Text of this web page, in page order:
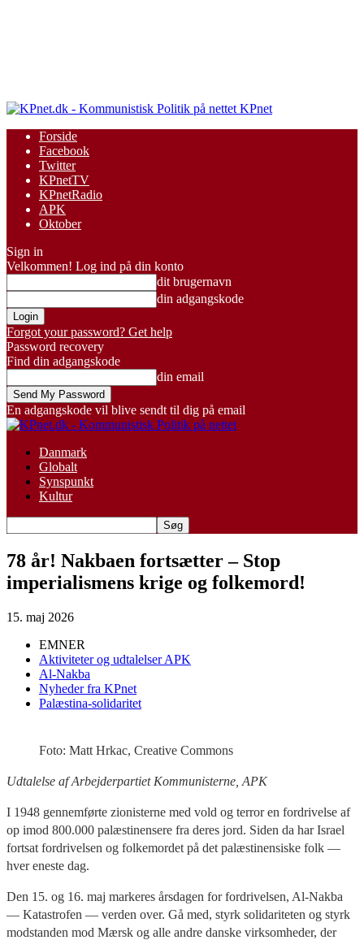
KPnet
Forside
Facebook
Twitter
KPnetTV
KPnetRadio
APK
Oktober
Sign in
Velkommen! Log ind på din konto
dit brugernavn
din adgangskode
Forgot your password? Get help
Password recovery
Find din adgangskode
din email
En adgangskode vil blive sendt til dig på email
Danmark
Globalt
Synspunkt
Kultur
78 år! Nakbaen fortsætter – Stop
imperialismens krige og folkemord!
15. maj 2026
EMNER
Aktiviteter og udtalelser APK
Al-Nakba
Nyheder fra KPnet
Palæstina-solidaritet
Foto: Matt Hrkac, Creative Commons
Udtalelse af Arbejderpartiet Kommunisterne, APK
I 1948 gennemførte zionisterne med vold og terror en fordrivelse af
op imod 800.000 palæstinensere fra deres jord. Siden da har Israel
fortsat fordrivelsen og folkemordet på det palæstinensiske folk —
hver eneste dag.
Den 15. og 16. maj markeres årsdagen for fordrivelsen, Al-Nakba
— Katastrofen — verden over. Gå med, styrk solidariteten og styrk
modstanden mod Mærsk og alle andre danske virksomheder, der